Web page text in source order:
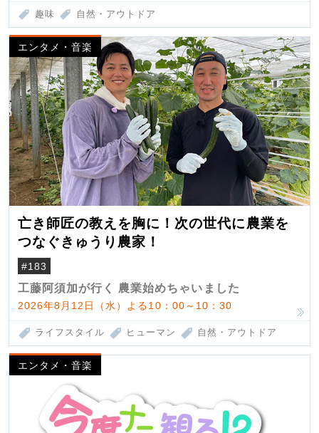
趣味 自然・アウトドア
エンタメ・音楽
亡き師匠の教えを胸に！次の世代に農業を
つなぐきゅうり農家！
#183
工藤阿須加が行く 農業始めちゃいました
2026年8月12日（水）よる10：00～10：30
ライフスタイル ヒューマン 自然・アウトドア
エンタメ・音楽